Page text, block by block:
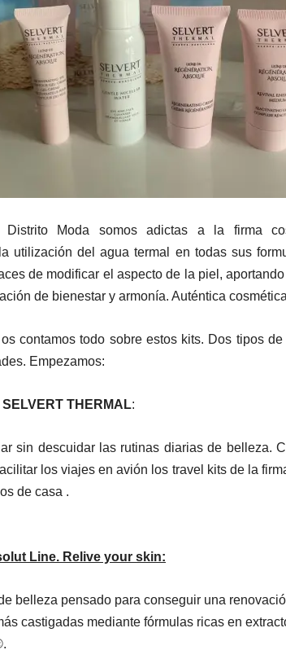
Moda somos adictas a la firma
utilización del agua termal en todas sus
de modificar el aspecto de la piel,
de bienestar y armonía. Auténtica
contamos todo sobre estos kits. Dos tipos
Empezamos:
THERMAL:
sin descuidar las rutinas diarias de belleza.
los viajes en avión los travel kits de la
de casa .
Line. Relive your skin:
belleza pensado para conseguir una
castigadas mediante fórmulas ricas en